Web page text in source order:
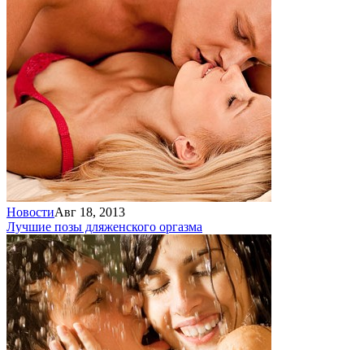
НовостиАвг 18, 2013
Лучшие позы дляженского оргазма